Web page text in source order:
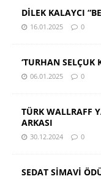
DİLEK KALAYCI
16.01.2025 0
‘TURHAN SELÇUK
06.01.2025 0
TÜRK WALLRAFF
ARKASI
30.12.2024 0
SEDAT SİMAVİ